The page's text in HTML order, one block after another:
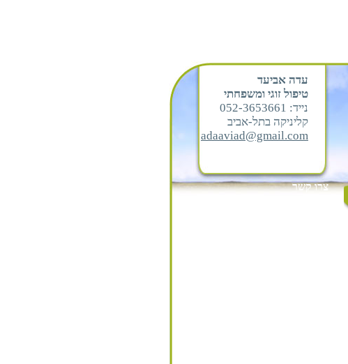
עדה אביעד
טיפול זוגי ומשפחתי
נייד: 052-3653661
קליניקה בתל-אביב
adaaviad@gmail.com
צרו קשר